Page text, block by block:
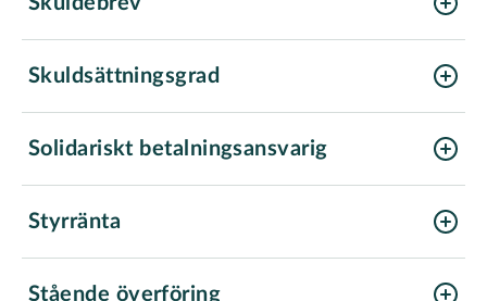
Skuldsättningsgrad
Solidariskt betalningsansvarig
Styrränta
Stående överföring